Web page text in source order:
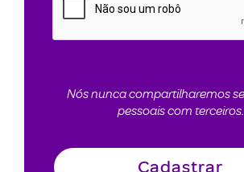
Nós nunca compartilharemos
pessoais com terceiros.